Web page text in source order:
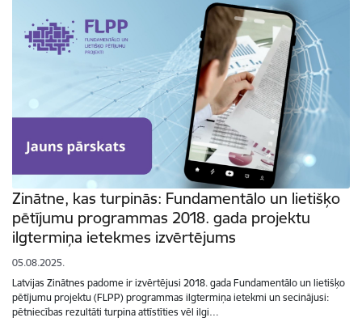
Zinātne, kas turpinās: Fundamentālo un lietišķo
pētījumu programmas 2018. gada projektu
ilgtermiņa ietekmes izvērtējums
05.08.2025.
Latvijas Zinātnes padome ir izvērtējusi 2018. gada Fundamentālo un lietišķo
pētījumu projektu (FLPP) programmas ilgtermiņa ietekmi un secinājusi:
pētniecības rezultāti turpina attīstīties vēl ilgi…